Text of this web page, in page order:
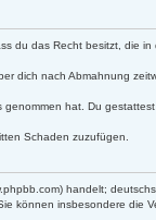
du das Recht besitzt, die
dich nach Abmahnung
hat. Du
Schaden zuzufügen.
handelt;
können insbesondere die